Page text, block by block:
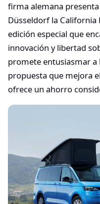
firma alemana
Düsseldorf la California
edición especial que
innovación y libertad
promete entusiasmar a
propuesta que mejora
ofrece un ahorro